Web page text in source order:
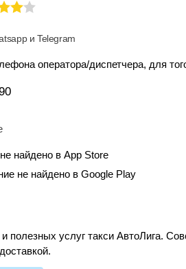
и Telegram
оператора/диспетчера, для
найдено в App Store
не найдено в Google Play
полезных услуг такси АвтоЛига.